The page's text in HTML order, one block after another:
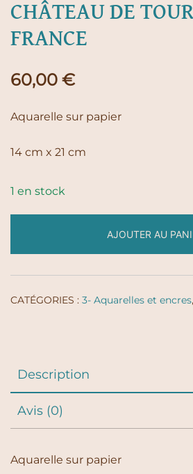
CHÂTEAU DE
FRANCE
60,00 €
Aquarelle sur papier
14 cm x 21 cm
1 en stock
AJOUTER AU
CATÉGORIES : 3- Aquarelles et encres,
Description
Avis (0)
Aquarelle sur papier